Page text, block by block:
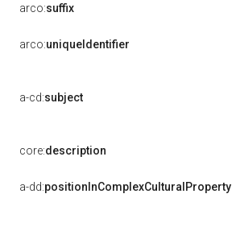
arco:suffix
arco:uniqueIdentifier
a-cd:subject
core:description
a-dd:positionInComplexCulturalProperty